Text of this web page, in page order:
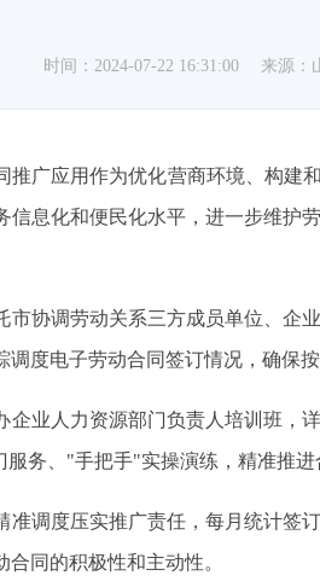
时间：2024-07-22 16:31:00 来源：
推广应用作为优化营商环境、构
信息化和便民化水平，进一步维
市协调劳动关系三方成员单位、企
度电子劳动合同签订情况，确保按
企业人力资源部门负责人培训班，
务、"手把手"实操演练，精准推进
调度压实推广责任，每月统计签
同的积极性和主动性。